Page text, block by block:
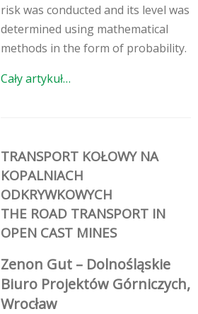
risk was conducted and its level was
determined using mathematical
methods in the form of probability.
Cały artykuł…
TRANSPORT KOŁOWY NA
KOPALNIACH
ODKRYWKOWYCH
THE ROAD TRANSPORT IN
OPEN CAST MINES
Zenon Gut – Dolnośląskie
Biuro Projektów Górniczych,
Wrocław